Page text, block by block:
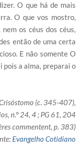
O que há de mais
O que vos mostro,
os céus dos céus,
então de uma certa
E não somente O
pois a alma, preparai o
(c. 345-407),
n.° 24, 4 ; PG 61, 204
commentent, p. 383)
Evangelho Cotidiano